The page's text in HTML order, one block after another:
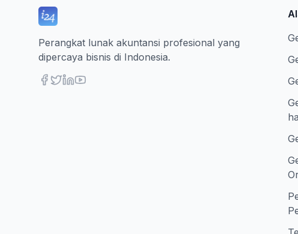
Perangkat lunak akuntansi profesional yang
dipercaya bisnis di Indonesia.